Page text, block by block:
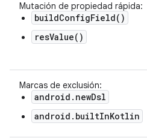
Mutación de propiedad rápida:
buildConfigField()
resValue()
Marcas de exclusión:
android.newDsl
android.builtInKotlin